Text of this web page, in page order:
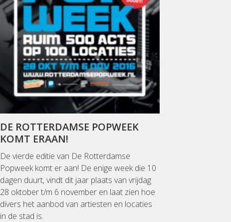
DE ROTTERDAMSE POPWEEK
KOMT ERAAN!
De vierde editie van De Rotterdamse
Popweek komt er aan! De enige week die 10
dagen duurt, vindt dit jaar plaats van vrijdag
28 oktober t/m 6 november en laat zien hoe
divers het aanbod van artiesten en locaties
in de stad is.